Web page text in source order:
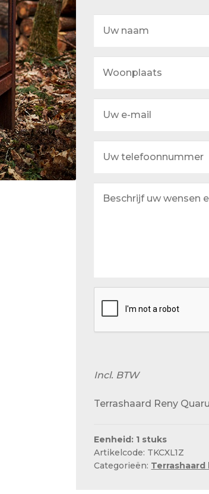
naam
e-
telefoonnummer
uw
Incl. BTW
Terrashaard Reny
Eenheid: 1 stuks
Artikelcode: TKCXL1Z
Categorieën: